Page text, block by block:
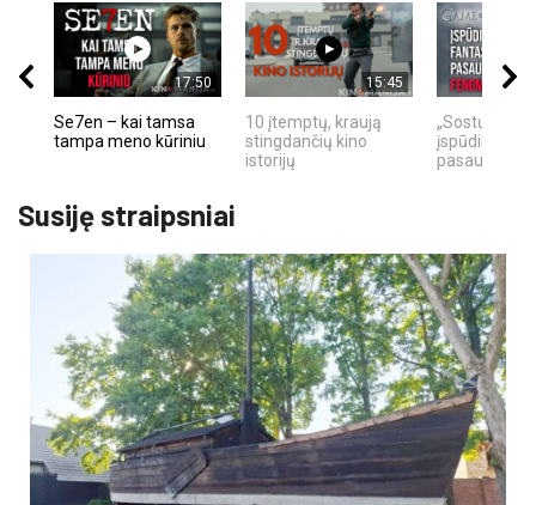
17:50
Se7en – kai tamsa
tampa meno kūriniu
15:45
10 įtemptų, kraują
stingdančių kino
istorijų
„Sostų
įspūdingas
pasaulio
Susiję straipsniai